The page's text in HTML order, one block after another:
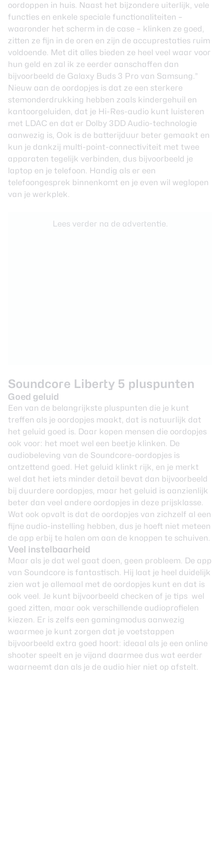
oordoppen in huis. Naast het bijzondere uiterlijk, vele
functies en enkele speciale functionaliteiten –
waaronder het scherm in de case – klinken ze goed,
zitten ze fijn in de oren en zijn de accuprestaties ruim
voldoende. Met dit alles bieden ze heel veel waar voor
hun geld en zal ik ze eerder aanschaffen dan
bijvoorbeeld de Galaxy Buds 3 Pro van Samsung.”
Nieuw aan de oordopjes is dat ze een sterkere
stemonderdrukking hebben zoals kindergehuil en
kantoorgeluiden, dat je Hi-Res-audio kunt luisteren
met LDAC en dat er Dolby 3DD Audio-technologie
aanwezig is, Ook is de batterijduur beter gemaakt en
kun je dankzij multi-point-connectiviteit met twee
apparaten tegelijk verbinden, dus bijvoorbeeld je
laptop en je telefoon. Handig als er een
telefoongesprek binnenkomt en je even wil weglopen
van je werkplek.
Lees verder na de advertentie.
Soundcore Liberty 5 pluspunten
Goed geluid
Een van de belangrijkste pluspunten die je kunt
treffen als je oordopjes maakt, dat is natuurlijk dat
het geluid goed is. Daar kopen mensen die oordopjes
ook voor: het moet wel een beetje klinken. De
audiobeleving van de Soundcore-oordopjes is
ontzettend goed. Het geluid klinkt rijk, en je merkt
wel dat het iets minder detail bevat dan bijvoorbeeld
bij duurdere oordopjes, maar het geluid is aanzienlijk
beter dan veel andere oordopjes in deze prijsklasse.
Wat ook opvalt is dat de oordopjes van zichzelf al een
fijne audio-instelling hebben, dus je hoeft niet meteen
de app erbij te halen om aan de knoppen te schuiven.
Veel instelbaarheid
Maar als je dat wel gaat doen, geen probleem. De app
van Soundcore is fantastisch. Hij laat je heel duidelijk
zien wat je allemaal met de oordopjes kunt en dat is
ook veel. Je kunt bijvoorbeeld checken of je tips wel
goed zitten, maar ook verschillende audioprofielen
kiezen. Er is zelfs een gamingmodus aanwezig
waarmee je kunt zorgen dat je voetstappen
bijvoorbeeld extra goed hoort: ideaal als je een online
shooter speelt en je vijand daarmee dus wat eerder
waarneemt dan als je de audio hier niet op afstelt.